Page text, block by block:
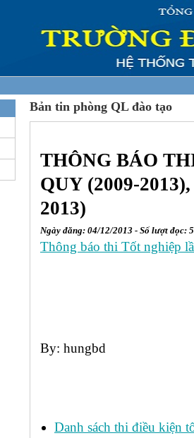
Bản tin phòng QL đào tạo
THÔNG BÁO
QUY (2009-
2013)
Ngày đăng: 04/12/2013 - Số lượt đọc:
Thông báo thi Tốt nghiệp
By: hungbd
Danh sách thi điều kiện